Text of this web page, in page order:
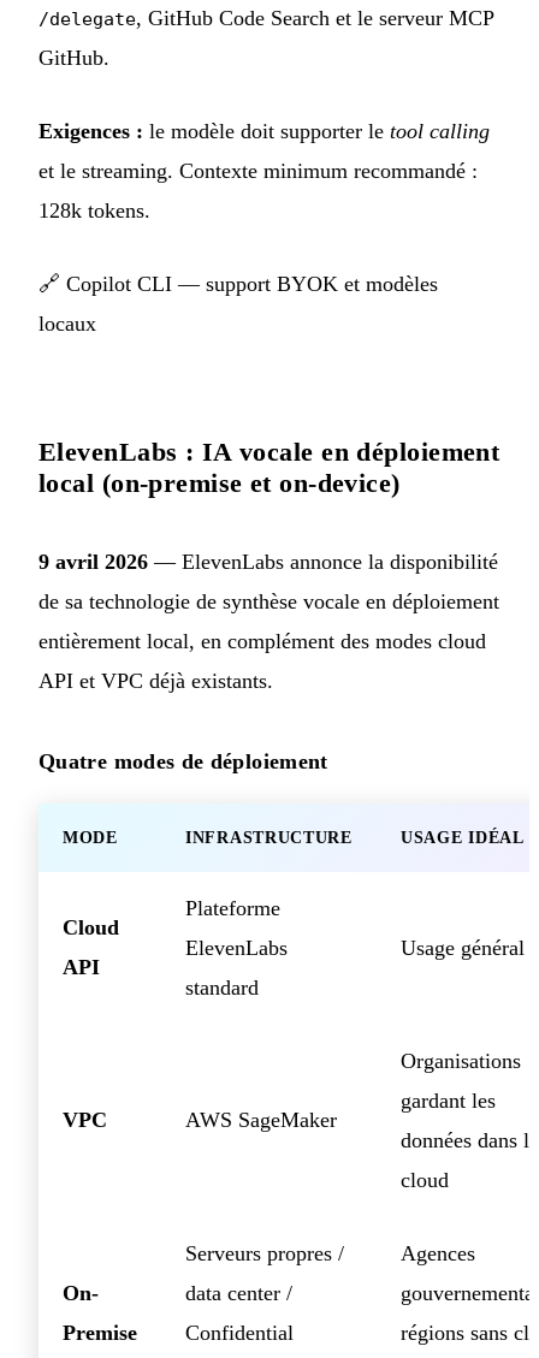
/delegate, GitHub Code Search et le serveur MCP
GitHub.
Exigences : le modèle doit supporter le tool calling
et le streaming. Contexte minimum recommandé :
128k tokens.
🔗 Copilot CLI — support BYOK et modèles
locaux
ElevenLabs : IA vocale en déploiement
local (on-premise et on-device)
9 avril 2026 — ElevenLabs annonce la disponibilité
de sa technologie de synthèse vocale en déploiement
entièrement local, en complément des modes cloud
API et VPC déjà existants.
Quatre modes de déploiement
MODE INFRASTRUCTURE USAGE IDÉAL
Cloud
API
Plateforme
ElevenLabs
standard
Usage général
VPC AWS SageMaker
Organisations
gardant les
données dans
cloud
On-
Premise
Serveurs propres /
data center /
Confidential
Agences
régions sans